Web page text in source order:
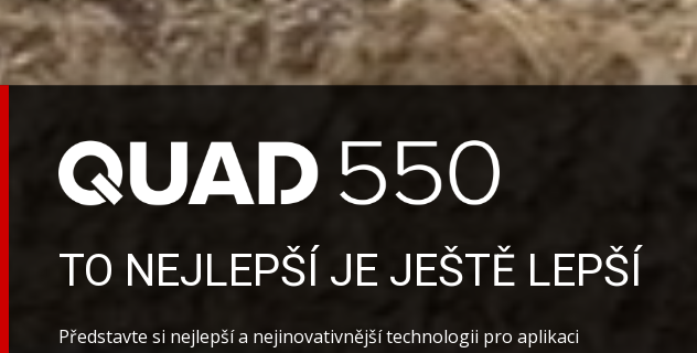
TO NEJLEPŠÍ JE JEŠTĚ LEPŠÍ
Představte si nejlepší a nejinovativnější technologii pro aplikaci